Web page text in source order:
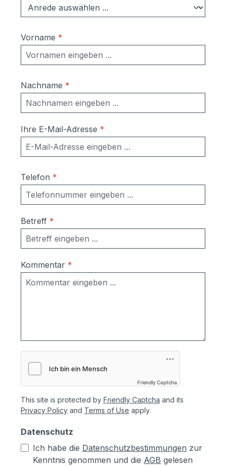
Bodenschiene & Fangkette)
abschließbarer Knebelgriff
Douglasie Dach + Rahmen: Edelstahl
V2Ain Deutschland gefertigt Maße:120
Liter:211x100x75 cm (BHT)240
Aufbau:Die Mülltonnenbox wird komplett
vormontiert frei Bordsteinkante auf
Einwegpaletten geliefert.Ein
Zusammenbauen ist nicht mehr
notwendig.Befestigung am Boden ist
möglich
Vorname *
Nachname *
Ihre E-Mail-Adresse *
Telefon *
Betreff *
Kommentar *
Friendly Captcha
This site is protected by Friendly Captcha and its
Privacy Policy and Terms of Use apply.
Datenschutz
Ich habe die Datenschutzbestimmungen zur
Kenntnis genommen und die AGB gelesen